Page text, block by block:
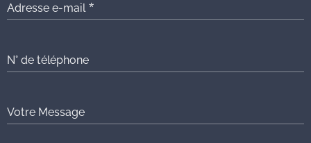
Adresse e-mail
N° de téléphone
Votre Message